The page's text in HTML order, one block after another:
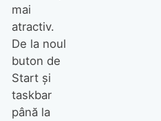
mai
atractiv.
De la noul
buton de
Start și
taskbar
până la